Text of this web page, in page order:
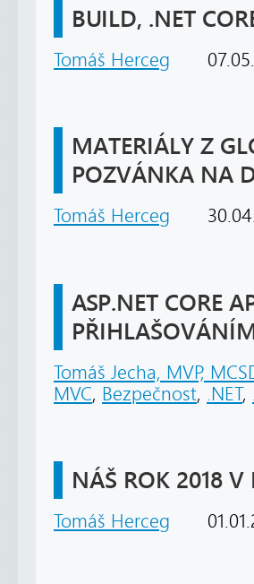
BUILD, .NET
Tomáš Herceg
MATERIÁLY Z
POZVÁNKA NA
Tomáš Herceg
ASP.NET CORE
Tomáš Jecha, MVP,
MVC, Bezpečnost, .NET,
NÁŠ ROK 2018 V
Tomáš Herceg